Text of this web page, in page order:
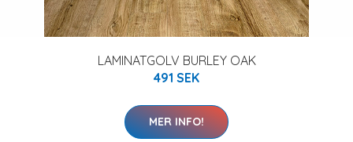
LAMINATGOLV BURLEY OAK
491 SEK
MER INFO!